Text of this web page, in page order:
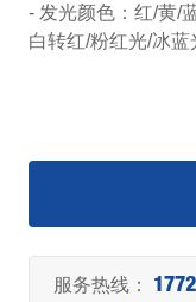
- 发光颜色：红/黄/
白转红/粉红光/冰蓝
服务热线：